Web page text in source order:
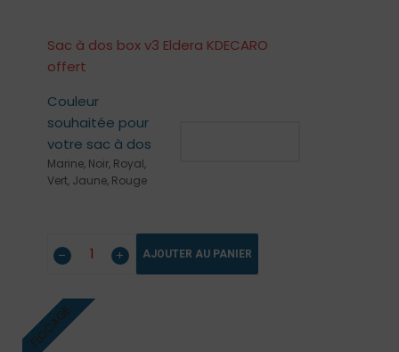
Sac à dos box v3 Eldera KDECARO
offert
Couleur
souhaitée pour
votre sac à dos
Marine, Noir, Royal,
Vert, Jaune, Rouge
AJOUTER AU PANIER
FLOCAGE